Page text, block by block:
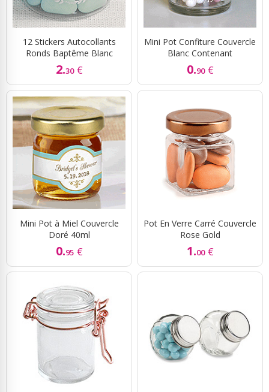
12 Stickers Autocollants
Ronds Baptême Blanc
2.30 €
Mini Pot Confiture Couvercle
Blanc Contenant
0.90 €
Mini Pot à Miel Couvercle
Doré 40ml
0.95 €
Pot En Verre Carré Couvercle
Rose Gold
1.00 €